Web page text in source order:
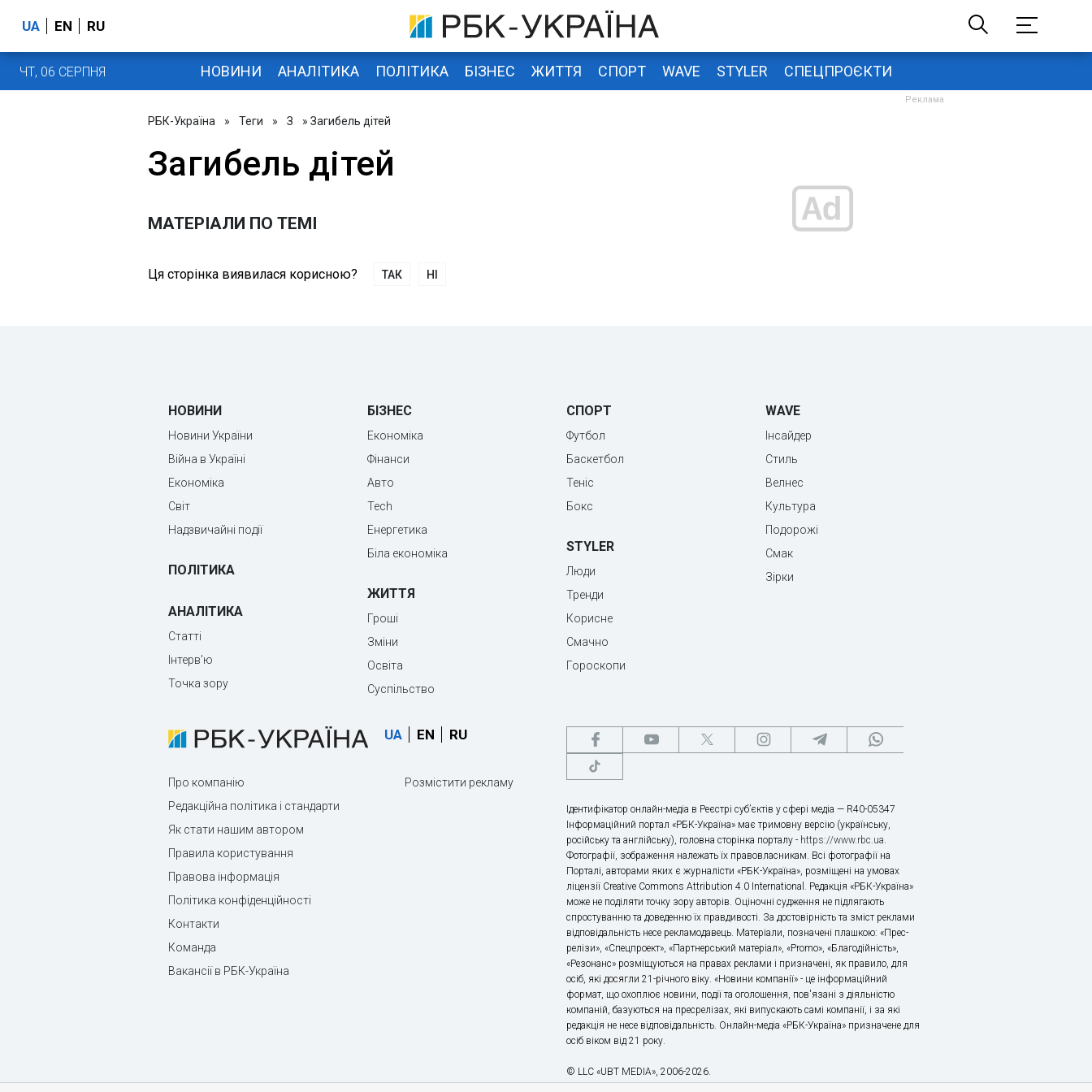
UA EN RU
ЧТ, 06 СЕРПНЯ НОВИНИ АНАЛІТИКА ПОЛІТИКА БІЗНЕС ЖИТТЯ СПОРТ WAVE STYLER СПЕЦПРОЄКТИ
РБК-Україна » Теги » З » Загибель дітей
Загибель дітей
МАТЕРІАЛИ ПО ТЕМІ
Ця сторінка виявилася корисною? ТАК НІ
НОВИНИ
Новини України
Війна в Україні
Економіка
Світ
Надзвичайні події
ПОЛІТИКА
АНАЛІТИКА
Статті
Інтерв'ю
Точка зору
БІЗНЕС
Економіка
Фінанси
Авто
Tech
Енергетика
Біла економіка
ЖИТТЯ
Гроші
Зміни
Освіта
Суспільство
СПОРТ
Футбол
Баскетбол
Теніс
Бокс
STYLER
Люди
Тренди
Корисне
Смачно
Гороскопи
WAVE
Інсайдер
Стиль
Велнес
Культура
Подорожі
Смак
Зірки
UA EN RU
Про компанію
Редакційна політика і стандарти
Як стати нашим автором
Правила користування
Правова інформація
Політика конфіденційності
Контакти
Команда
Вакансії в РБК-Україна
Розмістити рекламу
Ідентифікатор онлайн-медіа в Реєстрі суб’єктів у сфері медіа — R40-05347
Інформаційний портал «РБК-Україна» має тримовну версію (українську,
російську та англійську), головна сторінка порталу - https://www.rbc.ua.
Фотографії, зображення належать їх правовласникам. Всі фотографії на
Порталі, авторами яких є журналісти «РБК-Україна», розміщені на умовах
ліцензії Creative Commons Attribution 4.0 International. Редакція «РБК-Україна»
може не поділяти точку зору авторів. Оціночні судження не підлягають
спростуванню та доведенню їх правдивості. За достовірність та зміст реклами
відповідальність несе рекламодавець. Матеріали, позначені плашкою: «Прес-
релізи», «Спецпроект», «Партнерський матеріал», «Promo», «Благодійність»,
«Резонанс» розміщуються на правах реклами і призначені, як правило, для
осіб, які досягли 21-річного віку. «Новини компанії» - це інформаційний
формат, що охоплює новини, події та оголошення, пов'язані з діяльністю
компаній, базуються на пресрелізах, які випускають самі компанії, і за які
редакція не несе відповідальність. Онлайн-медіа «РБК-Україна» призначене для
осіб віком від 21 року.
© LLC «UBT MEDIA», 2006-2026.